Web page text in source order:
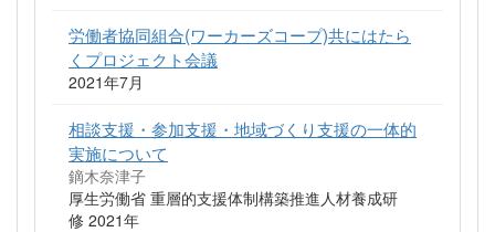
労働者協同組合(ワーカーズコープ)共にはたら
くプロジェクト会議
2021年7月
相談支援・参加支援・地域づくり支援の一体的
実施について
鏑木奈津子
厚生労働省 重層的支援体制構築推進人材養成研
修 2021年